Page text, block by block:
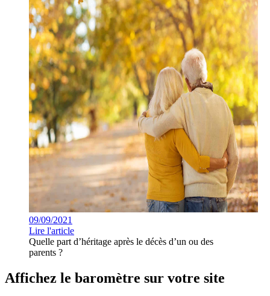
09/09/2021
Lire l'article
Quelle part d’héritage après le décès d’un ou des
parents ?
Affichez le baromètre sur votre site